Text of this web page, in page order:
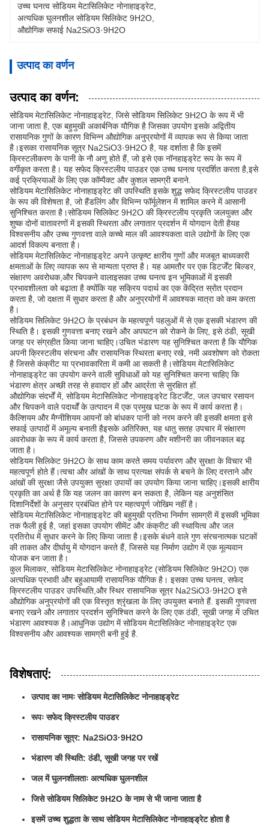
उच्च घनत्व सोडियम मेटासिलिकेट नोनाहाइड्रेट
अत्यधिक घुलनशील सोडियम सिलिकेट 9H2O
औद्योगिक सफाई Na2SiO3·9H2O
उत्पाद का वर्णन
उत्पाद का वर्णन:
सोडियम मेटासिलिकेट नोनाहाइड्रेट, जिसे सोडियम सिलिकेट 9H2O के रूप में भी
जाना जाता है, एक बहुमुखी अकार्बनिक यौगिक है जिसका उपयोग इसके अद्वितीय
रासायनिक गुणों के कारण विभिन्न औद्योगिक अनुप्रयोगों में व्यापक रूप से किया जाता
है।इसका रासायनिक सूत्र Na2SiO3·9H2O है, यह दर्शाता है कि इसमें
क्रिस्टलीकरण के पानी के नौ अणु होते हैं, जो इसे एक नॉनहाइड्रेट रूप के रूप में
वर्गीकृत करता है। यह सफेद क्रिस्टलीय पाउडर एक उच्च घनत्व प्रदर्शित करता है,इसे
कई प्रक्रियाओं के लिए एक कॉम्पैक्ट और कुशल सामग्री बनाने.
सोडियम मेटासिलिकेट नोनाहाइड्रेट की उपस्थिति इसके शुद्ध सफेद क्रिस्टलीय पाउडर
के रूप की विशेषता है, जो हैंडलिंग और विभिन्न फॉर्मूलेशन में शामिल करने में आसानी
सुनिश्चित करता है।सोडियम सिलिकेट 9H2O की क्रिस्टलीय प्रकृति जलयुक्त और
शुष्क दोनों वातावरणों में इसकी स्थिरता और लगातार प्रदर्शन में योगदान देती हैयह
विश्वसनीय और उच्च गुणवत्ता वाले कच्चे माल की आवश्यकता वाले उद्योगों के लिए एक
आदर्श विकल्प बनाता है।
सोडियम मेटासिलिकेट नोनाहाइड्रेट अपने उत्कृष्ट क्षारीय गुणों और मजबूत बाध्यकारी
क्षमताओं के लिए व्यापक रूप से मान्यता प्राप्त है। यह आमतौर पर एक डिटर्जेंट बिल्डर,
संक्षारण अवरोधक,और चिपकने वालाइसका उच्च घनत्व इन भूमिकाओं में इसकी
प्रभावशीलता को बढ़ाता है क्योंकि यह सक्रिय पदार्थ का एक केंद्रित स्रोत प्रदान
करता है, जो दक्षता में सुधार करता है और अनुप्रयोगों में आवश्यक मात्रा को कम करता
है।
सोडियम सिलिकेट 9H2O के प्रबंधन के महत्वपूर्ण पहलुओं में से एक इसकी भंडारण की
स्थिति है। इसकी गुणवत्ता बनाए रखने और अपघटन को रोकने के लिए, इसे ठंडी, सूखी
जगह पर संग्रहीत किया जाना चाहिए।उचित भंडारण यह सुनिश्चित करता है कि यौगिक
अपनी क्रिस्टलीय संरचना और रासायनिक स्थिरता बनाए रखे, नमी अवशोषण को रोकता
है जिससे कंक्रीट या प्रभावकारिता में कमी आ सकती है।सोडियम मेटासिलिकेट
नोनाहाइड्रेट का उपयोग करने वाली सुविधाओं को यह सुनिश्चित करना चाहिए कि
भंडारण क्षेत्र अच्छी तरह से हवादार हों और आर्द्रता से सुरक्षित हों.
औद्योगिक संदर्भों में, सोडियम मेटासिलिकेट नोनाहाइड्रेट डिटर्जेंट, जल उपचार रसायन
और चिपकने वाले पदार्थों के उत्पादन में एक प्रमुख घटक के रूप में कार्य करता है।
कैल्शियम और मैग्नीशियम आयनों को बांधकर पानी को नरम करने की इसकी क्षमता इसे
सफाई उत्पादों में अमूल्य बनाती हैइसके अतिरिक्त, यह धातु सतह उपचार में संक्षारण
अवरोधक के रूप में कार्य करता है, जिससे उपकरण और मशीनरी का जीवनकाल बढ़
जाता है।
सोडियम सिलिकेट 9H2O के साथ काम करते समय पर्यावरण और सुरक्षा के विचार भी
महत्वपूर्ण होते हैं।त्वचा और आंखों के साथ प्रत्यक्ष संपर्क से बचने के लिए दस्ताने और
आंखों की सुरक्षा जैसे उपयुक्त सुरक्षा उपायों का उपयोग किया जाना चाहिए।इसकी क्षारीय
प्रकृति का अर्थ है कि यह जलन का कारण बन सकता है, लेकिन यह अनुशंसित
दिशानिर्देशों के अनुसार प्रबंधित होने पर महत्वपूर्ण जोखिम नहीं है।
सोडियम मेटासिलिकेट नोनाहाइड्रेट की बहुमुखी प्रतिभा निर्माण सामग्री में इसकी भूमिका
तक फैली हुई है, जहां इसका उपयोग सीमेंट और कंक्रीट की स्थायित्व और जल
प्रतिरोध में सुधार करने के लिए किया जाता है।इसके बंधने वाले गुण संरचनात्मक घटकों
की ताकत और दीर्घायु में योगदान करते हैं, जिससे यह निर्माण उद्योग में एक मूल्यवान
योजक बन जाता है।
कुल मिलाकर, सोडियम मेटासिलिकेट नोनाहाइड्रेट (सोडियम सिलिकेट 9H2O) एक
अत्यधिक प्रभावी और बहुआयामी रासायनिक यौगिक है। इसका उच्च घनत्व, सफेद
क्रिस्टलीय पाउडर उपस्थिति,और स्थिर रासायनिक सूत्र Na2SiO3·9H2O इसे
औद्योगिक अनुप्रयोगों की एक विस्तृत श्रृंखला के लिए उपयुक्त बनाते हैं. इसकी गुणवत्ता
बनाए रखने और लगातार प्रदर्शन सुनिश्चित करने के लिए एक ठंडी, सूखी जगह में उचित
भंडारण आवश्यक है।आधुनिक उद्योग में सोडियम मेटासिलिकेट नोनाहाइड्रेट एक
विश्वसनीय और आवश्यक सामग्री बनी हुई है.
विशेषताएं:
उत्पाद का नामः सोडियम मेटासिलिकेट नोनाहाइड्रेट
रूपः सफेद क्रिस्टलीय पाउडर
रासायनिक सूत्र: Na2SiO3·9H2O
भंडारण की स्थिति: ठंडी, सूखी जगह पर रखें
जल में घुलनशीलताः अत्यधिक घुलनशील
जिसे सोडियम सिलिकेट 9H2O के नाम से भी जाना जाता है
इसमें उच्च शुद्धता के साथ सोडियम मेटासिलिकेट नोनाहाइड्रेट होता है